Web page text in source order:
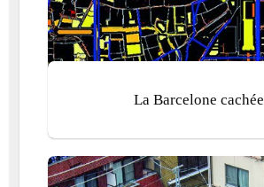
La Barcelone cachée